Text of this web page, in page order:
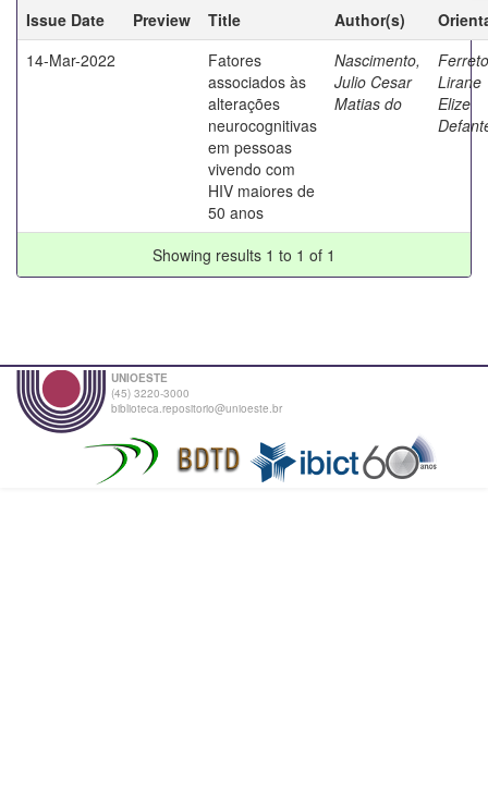
Issue Date
Preview Title Author(s)
14-Mar-2022
Fatores
associados às
alterações
neurocognitivas
em pessoas
vivendo com
HIV maiores de
50 anos
Nascimento,
Julio Cesar
Matias do
Lirane
Elize
Showing results 1 to 1 of 1
UNIOESTE
(45) 3220-3000
biblioteca.repositorio@unioeste.br